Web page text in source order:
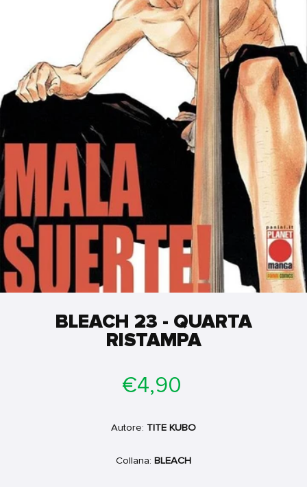
BLEACH 23 - QUARTA
RISTAMPA
di
€4,90
Autore: TITE KUBO
Collana: BLEACH